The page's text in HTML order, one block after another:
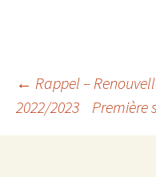
des
← Rappel –
2022/2023
Première